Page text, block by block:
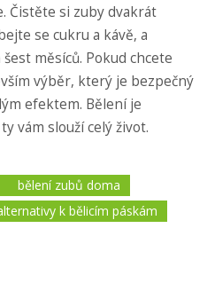
Čistěte si zuby dvakrát
se cukru a kávě, a
měsíců. Pokud chcete
výběr, který je bezpečný
efektem. Bělení je
vám slouží celý život.
bělení zubů doma
k bělicím páskám